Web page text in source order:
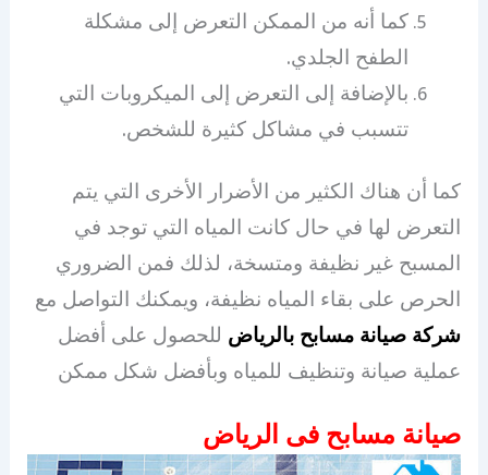
كما أنه من الممكن التعرض إلى مشكلة
الطفح الجلدي.
بالإضافة إلى التعرض إلى الميكروبات التي
تتسبب في مشاكل كثيرة للشخص.
كما أن هناك الكثير من الأضرار الأخرى التي يتم
التعرض لها في حال كانت المياه التي توجد في
المسبح غير نظيفة ومتسخة، لذلك فمن الضروري
الحرص على بقاء المياه نظيفة، ويمكنك التواصل مع
شركة صيانة مسابح بالرياض للحصول على أفضل
عملية صيانة وتنظيف للمياه وبأفضل شكل ممكن
صيانة مسابح فى الرياض